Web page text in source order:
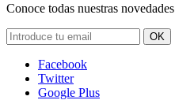
Conoce todas nuestras novedades
OK
Facebook
Twitter
Google Plus